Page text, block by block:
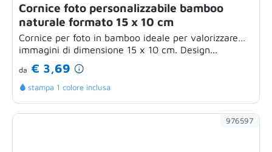
Cornice foto personalizzabile bamboo
naturale formato 15 x 10 cm
Cornice per foto in bamboo ideale per valorizzare
immagini di dimensione 15 x 10 cm. Design...
da € 3,69
stampa 1 colore inclusa
976597